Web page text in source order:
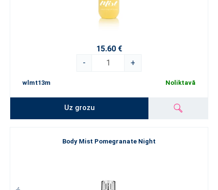
15.60 €
-
+
wlmt13m Noliktavā
Uz grozu
Body Mist Pomegranate Night